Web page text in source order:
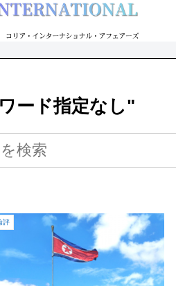
ード指定なし"
評